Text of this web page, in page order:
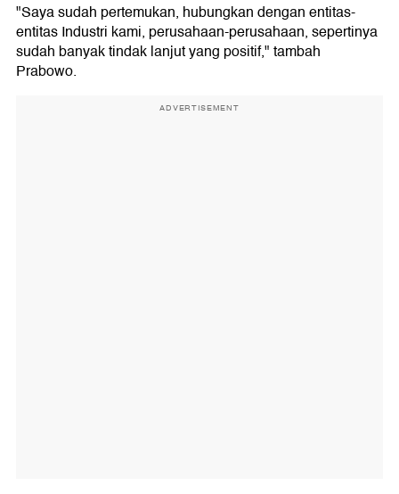
"Saya sudah pertemukan, hubungkan dengan entitas-
entitas Industri kami, perusahaan-perusahaan, sepertinya
sudah banyak tindak lanjut yang positif," tambah
Prabowo.
ADVERTISEMENT